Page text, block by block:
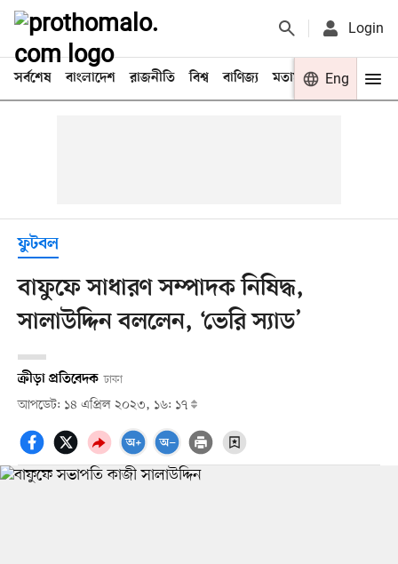
Login
সর্বশেষ বাংলাদেশ রাজনীতি বিশ্ব বাণিজ্য মতামত খেলা
Eng
ফুটবল
বাফুফে সাধারণ সম্পাদক নিষিদ্ধ,
সালাউদ্দিন বললেন, ‘ভেরি স্যাড’
ক্রীড়া প্রতিবেদক ঢাকা
আপডেট: ১৪ এপ্রিল ২০২৩, ১৬: ১৭